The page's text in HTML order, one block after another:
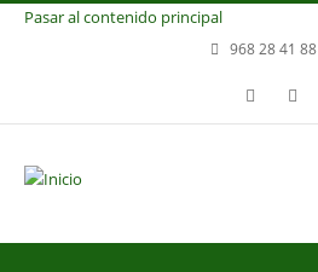
Pasar al contenido principal
968 28 41 88